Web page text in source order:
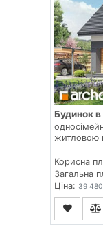
Будинок в
житловою
Корисна
Загальна
Ціна: 39